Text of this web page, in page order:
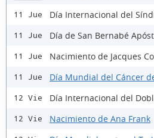
11 Jue Día Internacional del
11 Jue Día de San Bernabé
11 Jue Nacimiento de Jacques
11 Jue Día Mundial del Cáncer
12 Vie Día Internacional del
12 Vie Nacimiento de Ana Frank